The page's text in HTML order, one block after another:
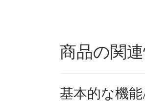
商品の関
基本的な機